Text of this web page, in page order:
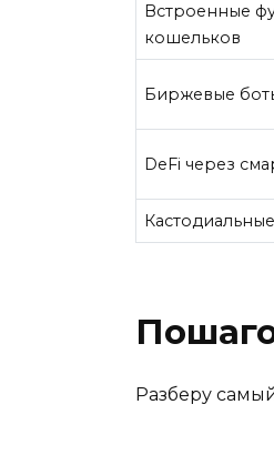
Встроенные
кошельков
Биржевые
DeFi через
Разберу